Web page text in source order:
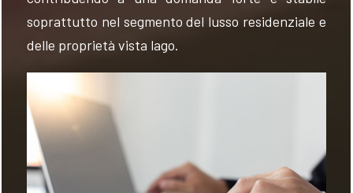
soprattutto nel segmento del lusso residenziale e
delle proprietà vista lago.